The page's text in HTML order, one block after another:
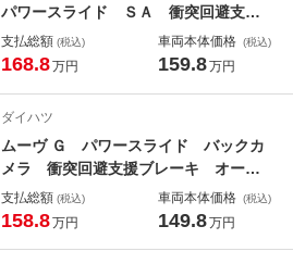
パワースライド ＳＡ 衝突回避支
援 エアコン ソナー 両側パワース
ライドドア ターボエンジン クルコ
Ｂ アイドリングストップ スマート
キー付 盗難防止装置
支払総額 (税込)
168.8万円
車両本体価格 (税込)
159.8万円
ダイハツ
ムーヴ Ｇ パワースライド バックカ
メラ 衝突回避支援ブレーキ オート
ミラー クリソナ 助手席側電動スラ
イドドア パワーウインドウ ＥＳ
支払総額 (税込)
158.8万円
車両本体価格 (税込)
149.8万円